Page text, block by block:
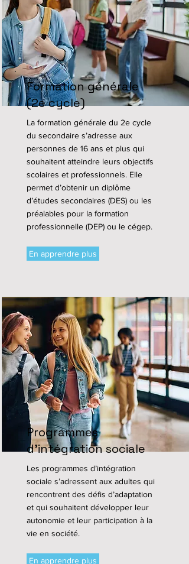
Formation générale
(2e cycle)
La formation générale du 2e cycle
du secondaire s’adresse aux
personnes de 16 ans et plus qui
souhaitent atteindre leurs objectifs
scolaires et professionnels. Elle
permet d’obtenir un diplôme
d’études secondaires (DES) ou les
préalables pour la formation
professionnelle (DEP) ou le cégep.
En apprendre plus
Programmes
d'intégration sociale
Les programmes d’intégration
sociale s’adressent aux adultes qui
rencontrent des défis d’adaptation
et qui souhaitent développer leur
autonomie et leur participation à la
vie en société.
En apprendre plus